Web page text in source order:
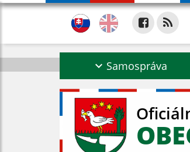
Samospráva